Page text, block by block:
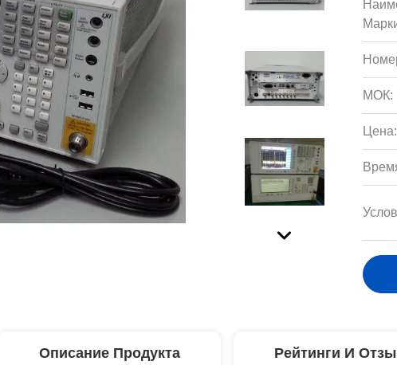
МОК:
Цена:
Описание Продукта Рейтинги И